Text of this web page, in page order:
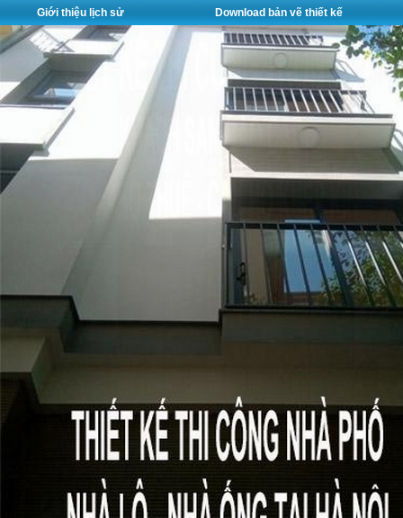
Giới thiệu lịch sử Download bản vẽ thiết kế